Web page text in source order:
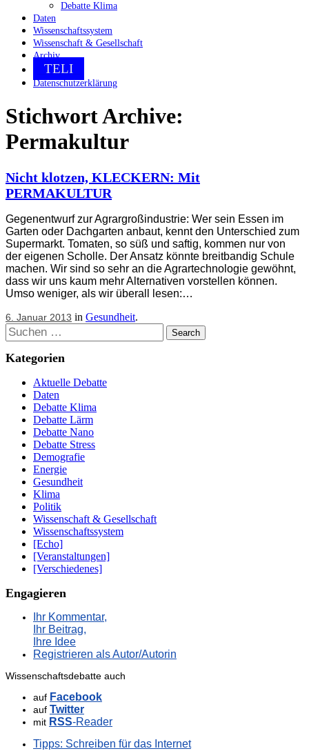
Debatte Klima
Daten
Wissenschaftssystem
Wissenschaft & Gesellschaft
Archiv
TELI
Datenschutzerklärung
Stichwort Archive:
Permakultur
Nicht klotzen, KLECKERN: Mit
PERMAKULTUR
Gegenentwurf zur Agrargroßindustrie: Wer sein Essen im
Garten oder Dachgarten anbaut, kennt den Unterschied zum
Supermarkt. Tomaten, so süß und saftig, kommen nur von
der eigenen Scholle. Der Ansatz könnte breitbandig Schule
machen. Wir sind so sehr an die Agrartechnologie gewöhnt,
dass wir uns kaum mehr Alternativen vorstellen können.
Umso weniger, als wir überall lesen:…
6. Januar 2013 in Gesundheit.
Suchen
Kategorien
Aktuelle Debatte
Daten
Debatte Klima
Debatte Lärm
Debatte Nano
Debatte Stress
Demografie
Energie
Gesundheit
Klima
Politik
Wissenschaft & Gesellschaft
Wissenschaftssystem
[Echo]
[Veranstaltungen]
[Verschiedenes]
Engagieren
Ihr Kommentar,
Ihr Beitrag,
Ihre Idee
Registrieren als Autor/Autorin
Wissenschaftsdebatte auch
auf Facebook
auf Twitter
mit RSS-Reader
Tipps: Schreiben für das Internet